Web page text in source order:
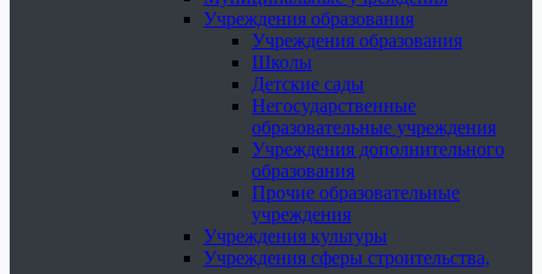
Учреждения образования
Учреждения образования
Школы
Детские сады
Негосударственные
образовательные учреждения
Учреждения дополнительного
образования
Прочие образовательные
учреждения
Учреждения культуры
Учреждения сферы строительства,